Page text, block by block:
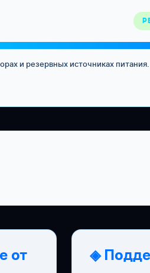
и резервных источниках
от ◈